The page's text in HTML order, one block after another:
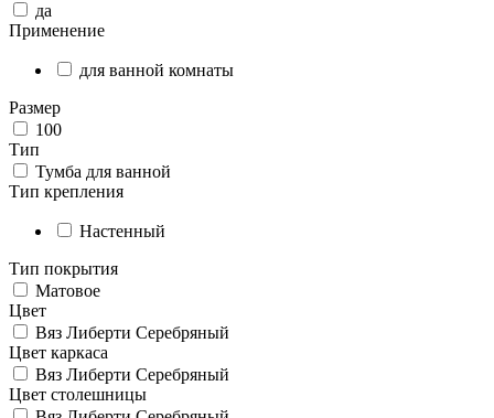
да
Применение
для ванной комнаты
Размер
100
Тип
Тумба для ванной
Тип крепления
Настенный
Тип покрытия
Матовое
Цвет
Вяз Либерти Серебряный
Цвет каркаса
Вяз Либерти Серебряный
Цвет столешницы